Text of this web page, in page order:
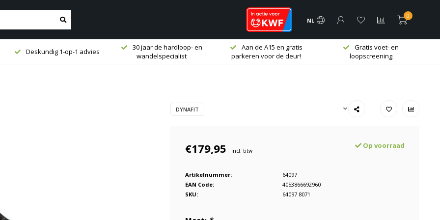
NL
0
Deskundig 1-op-1 advies
30 jaar de hardloop- en
wandelspecialist
Aan de A15 en gratis
parkeren voor de deur!
Gratis voet- en
loopscreening
DYNAFIT
€179,95 Incl. btw
Op voorraad
Artikelnummer:
64097
EAN Code:
4053866692960
SKU:
64097 8071